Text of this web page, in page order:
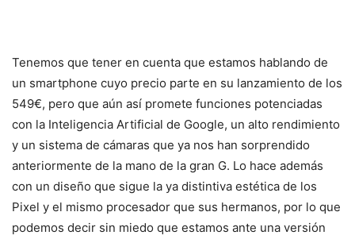
Tenemos que tener en cuenta que estamos hablando de
un smartphone cuyo precio parte en su lanzamiento de los
549€, pero que aún así promete funciones potenciadas
con la Inteligencia Artificial de Google, un alto rendimiento
y un sistema de cámaras que ya nos han sorprendido
anteriormente de la mano de la gran G. Lo hace además
con un diseño que sigue la ya distintiva estética de los
Pixel y el mismo procesador que sus hermanos, por lo que
podemos decir sin miedo que estamos ante una versión